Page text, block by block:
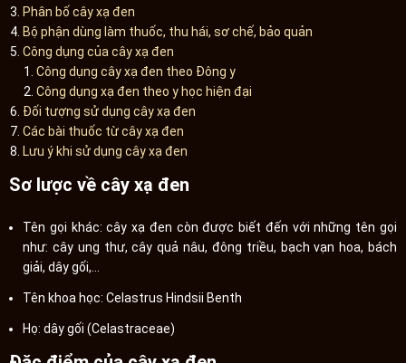
Phân bố cây xạ đen
Bộ phận dùng làm thuốc, thu hái, sơ chế, bảo quản
Công dụng của cây xạ đen
Công dụng cây xạ đen theo Đông y
Công dụng xạ đen theo y học hiện đại
Đối tượng sử dụng cây xạ đen
Các bài thuốc từ cây xạ đen
Lưu ý khi sử dụng cây xạ đen
Sơ lược về cây xạ đen
Tên gọi khác: cây xạ đen còn được biết đến với những tên gọi
như: cây ung thư, cây quả nâu, đông triều, bạch vạn hoa, bách
giải, dây gối,...
Tên khoa học: Celastrus Hindsii Benth
Họ: dây gối (Celastraceae)